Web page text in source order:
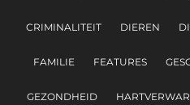
CRIMINALITEIT DIEREN
FAMILIE FEATURES
GEZONDHEID